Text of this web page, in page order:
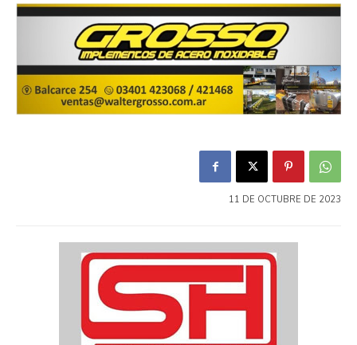
11 DE OCTUBRE DE 2023